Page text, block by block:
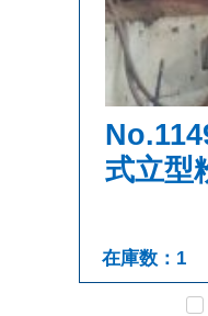
式立型
在庫数：1